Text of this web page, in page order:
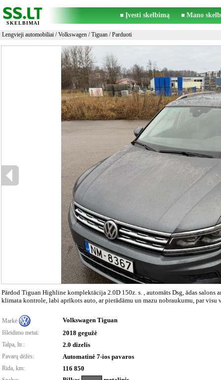
SKELBIMAI
Įvesti skelbimą Mano
Lengvieji automobiliai /Volkswagen /Tiguan / Parduoti
Pārdod Tiguan Highline komplektācija 2.0D 150z. s. , automāts Dsg, ādas
klimata kontrole, labi aprīkots auto, ar pierādāmu un mazu nobraukumu, par visu
Markė Volkswagen Tiguan
Išleidimo metai: 2018 gegužė
Talpa, ltr.: 2.0 dizelis
Pavarų dėžės: Automatinė 7-ios pavaros
Rida, km: 116 850